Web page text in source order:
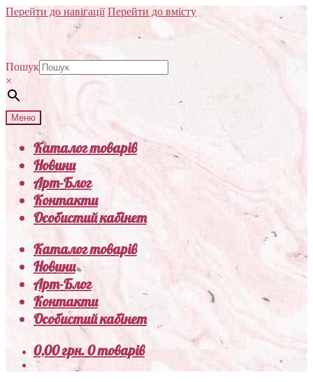
Перейти до навігації Перейти до вмісту
Пошук
×
Меню
Каталог товарів
Новини
Арт-Блог
Контакти
Особистий кабінет
Каталог товарів
Новини
Арт-Блог
Контакти
Особистий кабінет
0,00грн.0 товарів